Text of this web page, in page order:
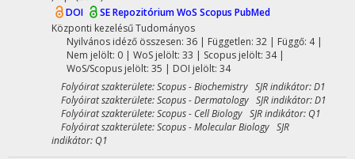
DOI
SE RepozitóriumWoS Scopus PubMed
Központi kezelésűTudományos
Nyilvános idéző összesen: 36| Független: 32 | Függő: 4 |
Nem jelölt: 0 | WoS jelölt: 33 | Scopus jelölt: 34 |
WoS/Scopus jelölt: 35 | DOI jelölt: 34
Folyóirat szakterülete: Scopus - Biochemistry SJR indikátor: D1
Folyóirat szakterülete: Scopus - Dermatology SJR indikátor: D1
Folyóirat szakterülete: Scopus - Cell Biology SJR indikátor: Q1
Folyóirat szakterülete: Scopus - Molecular Biology SJR
indikátor: Q1